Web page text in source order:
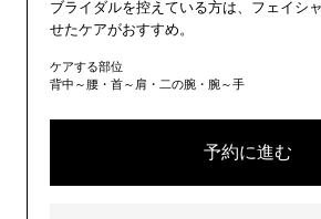
ブライダルを控えている方は、フェイシ
せたケアがおすすめ。
ケアする部位
背中～腰・首～肩・二の腕・腕～手
予約に進む